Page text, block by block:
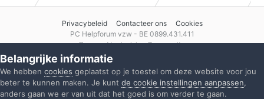
Privacybeleid Contacteer ons
Cookies
PC Helpforum vzw - BE 0899.431.411
Powered by Invision Community
Belangrijke informatie
We hebben cookies geplaatst op je toestel om deze website voor jou
beter te kunnen maken. Je kunt de cookie instellingen aanpassen,
anders gaan we er van uit dat het goed is om verder te gaan.